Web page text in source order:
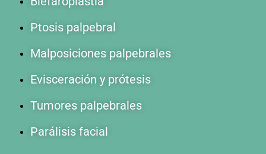
Ptosis palpebral
Malposiciones palpebrales
Evisceración y prótesis
Tumores palpebrales
Parálisis facial